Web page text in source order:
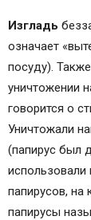
Изгладь
означает
посуду).
уничтожении
говорится о
Уничтожали
(папирус был
использовали
папирусов, на
папирусы